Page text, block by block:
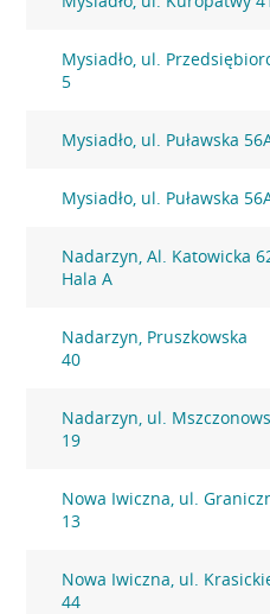
Mysiadło, ul.
5
Mysiadło, ul. Puławska
Mysiadło, ul. Puławska
Nadarzyn, Al. Katowicka
Hala A
Nadarzyn, Pruszkowska
40
Nadarzyn, ul.
19
Nowa Iwiczna, ul.
13
Nowa Iwiczna, ul.
44